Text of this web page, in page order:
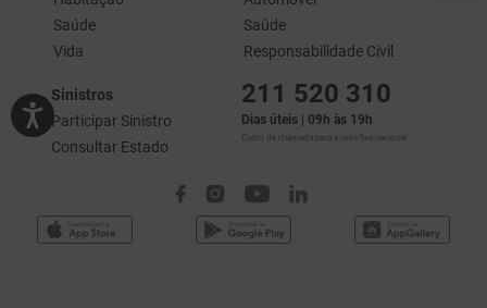
Saúde
Vida
Saúde
Responsabilidade Civil
Sinistros
Participar Sinistro
Consultar Estado
211 520 310
Dias úteis | 09h às 19h
Custo de chamada para a rede fixa nacional